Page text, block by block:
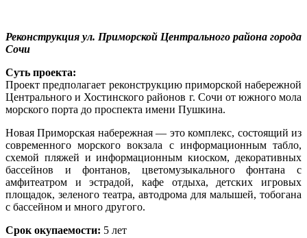
Реконструкция ул. Приморской Центрального района города
Сочи
Суть проекта:
Проект предполагает реконструкцию приморской набережной
Центрального и Хостинского районов г. Сочи от южного мола
морского порта до проспекта имени Пушкина.
Новая Приморская набережная — это комплекс, состоящий из
современного морского вокзала с информационным табло,
схемой пляжей и информационным киоском, декоративных
бассейнов и фонтанов, цветомузыкального фонтана с
амфитеатром и эстрадой, кафе отдыха, детских игровых
площадок, зеленого театра, автодрома для малышей, тобогана
с бассейном и много другого.
Срок окупаемости: 5 лет